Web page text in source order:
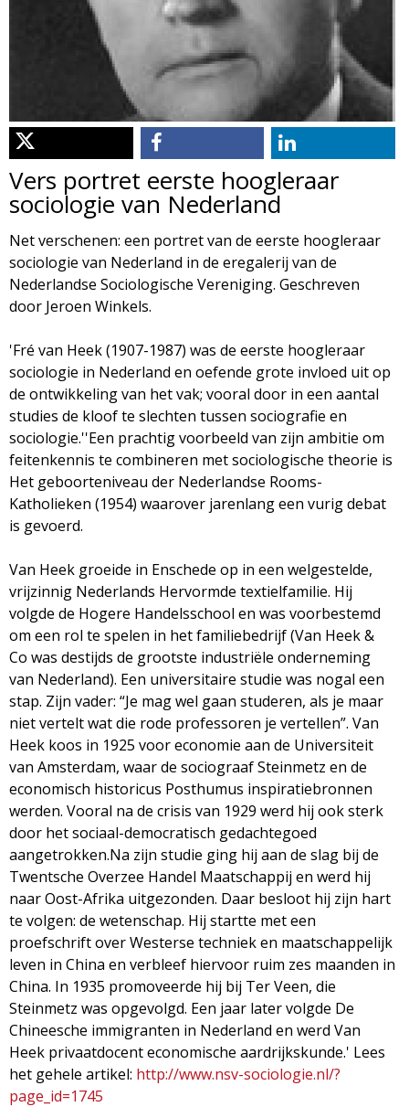
l
o
g
i
e
M
a
g
a
z
i
n
e
n
u
Vers portret eerste hoogleraar
sociologie van Nederland
Net verschenen: een portret van de eerste hoogleraar
sociologie van Nederland in de eregalerij van de
Nederlandse Sociologische Vereniging. Geschreven
door Jeroen Winkels.
'Fré van Heek (1907-1987) was de eerste hoogleraar
sociologie in Nederland en oefende grote invloed uit op
de ontwikkeling van het vak; vooral door in een aantal
studies de kloof te slechten tussen sociografie en
sociologie.''Een prachtig voorbeeld van zijn ambitie om
feitenkennis te combineren met sociologische theorie is
Het geboorteniveau der Nederlandse Rooms-
Katholieken (1954) waarover jarenlang een vurig debat
is gevoerd.
Van Heek groeide in Enschede op in een welgestelde,
vrijzinnig Nederlands Hervormde textielfamilie. Hij
volgde de Hogere Handelsschool en was voorbestemd
om een rol te spelen in het familiebedrijf (Van Heek &
Co was destijds de grootste industriële onderneming
van Nederland). Een universitaire studie was nogal een
stap. Zijn vader: “Je mag wel gaan studeren, als je maar
niet vertelt wat die rode professoren je vertellen”. Van
Heek koos in 1925 voor economie aan de Universiteit
van Amsterdam, waar de sociograaf Steinmetz en de
economisch historicus Posthumus inspiratiebronnen
werden. Vooral na de crisis van 1929 werd hij ook sterk
door het sociaal-democratisch gedachtegoed
aangetrokken.Na zijn studie ging hij aan de slag bij de
Twentsche Overzee Handel Maatschappij en werd hij
naar Oost-Afrika uitgezonden. Daar besloot hij zijn hart
te volgen: de wetenschap. Hij startte met een
proefschrift over Westerse techniek en maatschappelijk
leven in China en verbleef hiervoor ruim zes maanden in
China. In 1935 promoveerde hij bij Ter Veen, die
Steinmetz was opgevolgd. Een jaar later volgde De
Chineesche immigranten in Nederland en werd Van
Heek privaatdocent economische aardrijkskunde.' Lees
het gehele artikel: http://www.nsv-sociologie.nl/?
page_id=1745